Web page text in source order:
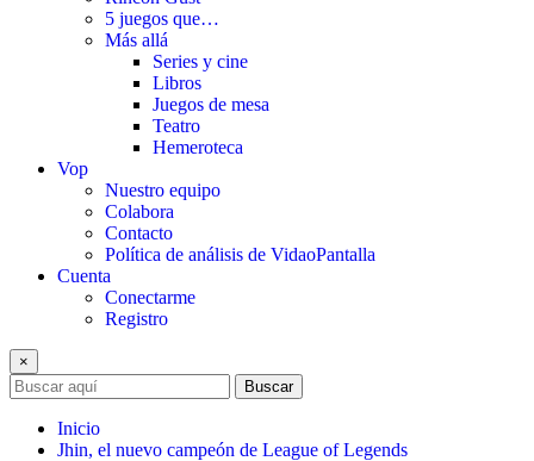
5 juegos que…
Más allá
Series y cine
Libros
Juegos de mesa
Teatro
Hemeroteca
Vop
Nuestro equipo
Colabora
Contacto
Política de análisis de VidaoPantalla
Cuenta
Conectarme
Registro
×
Buscar
Inicio
Jhin, el nuevo campeón de League of Legends